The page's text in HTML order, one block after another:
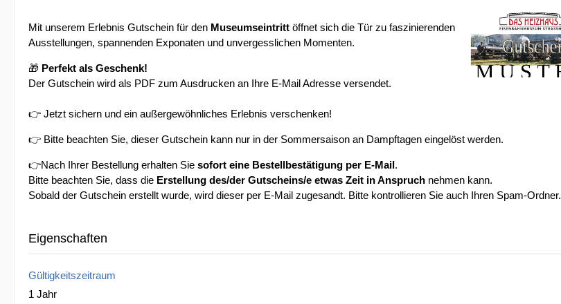
Mit unserem Erlebnis Gutschein für den Museumseintritt öffnet sich die Tür zu faszinierenden
Ausstellungen, spannenden Exponaten und unvergesslichen Momenten.
🎁 Perfekt als Geschenk!
Der Gutschein wird als PDF zum Ausdrucken an Ihre E-Mail Adresse versendet.
👉 Jetzt sichern und ein außergewöhnliches Erlebnis verschenken!
👉 Bitte beachten Sie, dieser Gutschein kann nur in der Sommersaison an Dampftagen eingelöst werden.
👉Nach Ihrer Bestellung erhalten Sie sofort eine Bestellbestätigung per E-Mail.
Bitte beachten Sie, dass die Erstellung des/der Gutscheins/e etwas Zeit in Anspruch nehmen kann.
Sobald der Gutschein erstellt wurde, wird dieser per E-Mail zugesandt. Bitte kontrollieren Sie auch Ihren Spam-Ordner.
Eigenschaften
Gültigkeitszeitraum
1 Jahr